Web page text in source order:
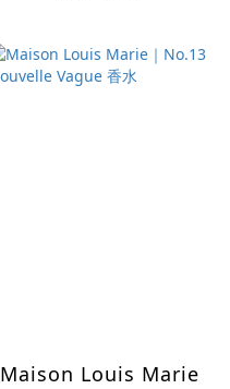
Maison Louis Marie